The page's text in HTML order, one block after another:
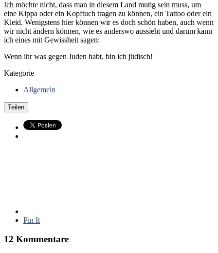
Ich möchte nicht, dass man in diesem Land mutig sein muss, um
eine Kippa oder ein Kopftuch tragen zu können, ein Tattoo oder ein
Kleid. Wenigstens hier können wir es doch schön haben, auch wenn
wir nicht ändern können, wie es anderswo aussieht und darum kann
ich eines mit Gewissheit sagen:
Wenn ihr was gegen Juden habt, bin ich jüdisch!
Kategorie
Allgemein
Teilen
Pin It
12 Kommentare